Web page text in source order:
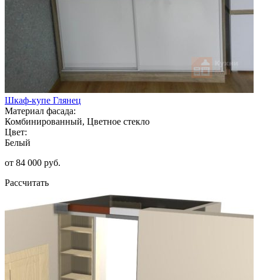
Шкаф-купе Глянец
Материал фасада:
Комбинированный, Цветное стекло
Цвет:
Белый
от 84 000 руб.
Рассчитать